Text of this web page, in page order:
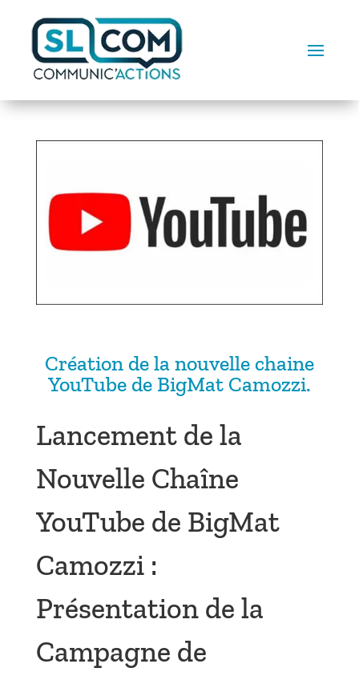
Création de la nouvelle chaine
YouTube de BigMat Camozzi.
Lancement de la
Nouvelle Chaîne
YouTube de BigMat
Camozzi :
Présentation de la
Campagne de